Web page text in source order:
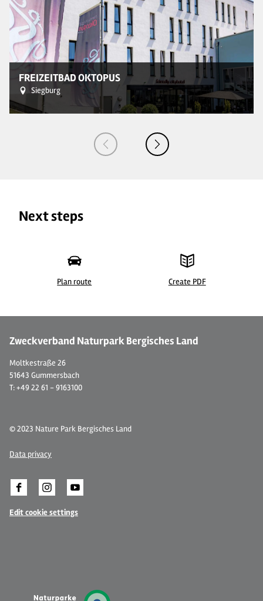
FREIZEITBAD OKTOPUS
Siegburg
Next steps
Plan route Create PDF
Zweckverband Naturpark Bergisches Land
Moltkestraße 26
51643 Gummersbach
T: +49 22 61 - 9163100
© 2023 Nature Park Bergisches Land
Data privacy
Edit cookie settings